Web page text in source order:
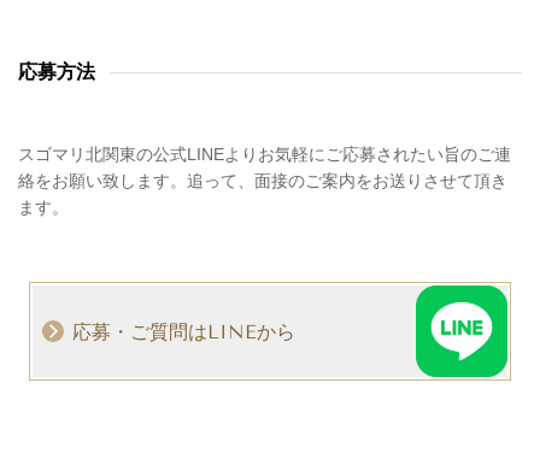
応募方法
スゴマリ北関東の公式LINEよりお気軽にご応募されたい旨のご連
絡をお願い致します。追って、面接のご案内をお送りさせて頂き
ます。
応募・ご質問はLINEから